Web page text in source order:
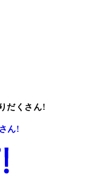
だくさん!
ん!